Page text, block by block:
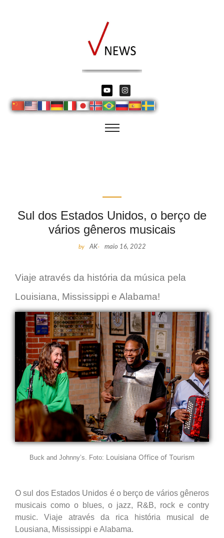
Sul dos Estados Unidos, o berço de
vários gêneros musicais
by AK- maio 16, 2022
Viaje através da história da música pela
Louisiana, Mississippi e Alabama!
Buck and Johnny’s. Foto: Louisiana Office of Tourism
O sul dos Estados Unidos é o berço de vários gêneros
musicais como o blues, o jazz, R&B, rock e contry
music. Viaje através da rica história musical de
Lousiana, Mississippi e Alabama.